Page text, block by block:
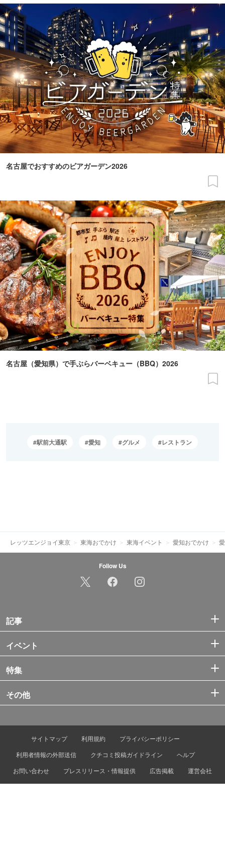
名古屋でおすすめのビアガーデン2026
名古屋（愛知県）で手ぶらバーベキュー（BBQ）2026
駅前大通駅 愛知 グルメ レストラン
レッツエンジョイ東京 東海おでかけ 東海イベント 愛知おでかけ
Follow Us
記事
イベント
特集
その他
サイトマップ 利用規約
プライバシーポリシー
利用者情報の外部送信
クチコミ投稿ガイドライン
ヘルプ
お問い合わせ
プレスリリース・情報提供 広告掲載 運営会社